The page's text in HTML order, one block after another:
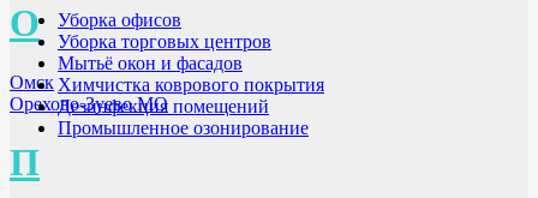
О
Омск
Орехово-Зуево МО
П
Уборка офисов
Уборка торговых центров
Мытьё окон и фасадов
Химчистка коврового покрытия
Дезинфекция помещений
Промышленное озонирование